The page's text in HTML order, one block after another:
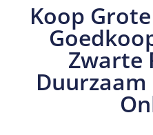
Koop
Zwarte